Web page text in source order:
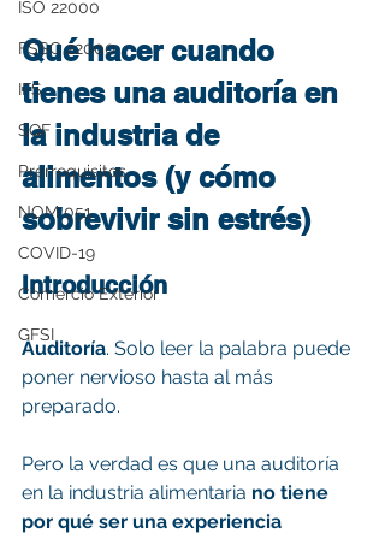
ISO 22000
FSSC 22000
IFS
SQF
Prerrequisitos
NOM 051
COVID-19
Comercio Exterior
GFSI
Qué hacer cuando
tienes una auditoría en
la industria de
alimentos (y cómo
sobrevivir sin estrés)
Introducción
Auditoría. Solo leer la palabra puede
poner nervioso hasta al más
preparado.
Pero la verdad es que una auditoría
en la industria alimentaria no tiene
por qué ser una experiencia